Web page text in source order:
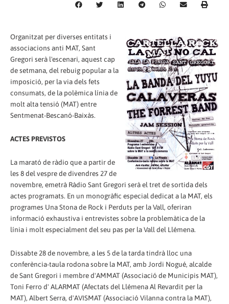
Organitzat per diverses entitats i
associacions anti MAT, Sant
Gregori serà l'escenari, aquest cap
de setmana, del rebuig popular a la
imposició, per la via dels fets
consumats, de la polèmica línia de
molt alta tensió (MAT) entre
Sentmenat-Bescanó-Baixàs.
ACTES PREVISTOS
La marató de ràdio que a partir de
les 8 del vespre de divendres 27 de
novembre, emetrà Ràdio Sant Gregori serà el tret de sortida dels
actes programats. En un monogràfic especial dedicat a la MAT, els
programes Una Stona de Rock i Perduts per la Vall, oferiran
informació exhaustiva i entrevistes sobre la problemàtica de la
línia i molt especialment del seu pas per la Vall del Llémena.
Dissabte 28 de novembre, a les 5 de la tarda tindrà lloc una
conferència-taula rodona sobre la MAT, amb Jordi Nogué, alcalde
de Sant Gregori i membre d'AMMAT (Associació de Municipis MAT),
Toni Ferro d' ALARMAT (Afectats del Llémena Al Revardit per la
MAT), Albert Serra, d'AVISMAT (Associació Vilanna contra la MAT),